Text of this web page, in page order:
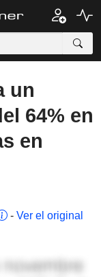
un
64% en
en
- Ver el original